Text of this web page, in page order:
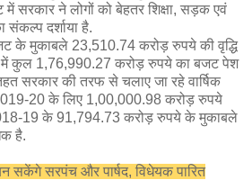
सरकार ने लोगों को बेहतर शिक्षा, सड़क एवं
संकल्प दर्शाया है.
के मुकाबले 23,510.74 करोड़ रुपये की वृद्धि
में कुल 1,76,990.27 करोड़ रुपये का बजट पेश
सरकार की तरफ से चलाए जा रहे वार्षिक
2019-20 के लिए 1,00,000.98 करोड़ रुपये
2018-19 के 91,794.73 करोड़ रुपये के मुकाबले
है.
सकेंगे सरपंच और पार्षद, विधेयक पारित